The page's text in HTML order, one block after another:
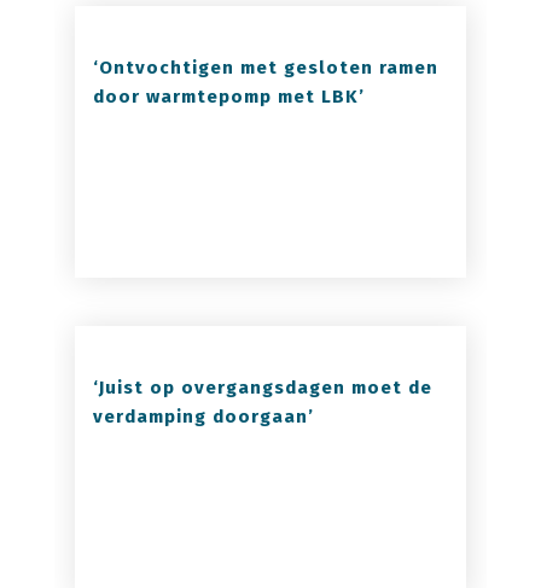
‘Ontvochtigen met gesloten ramen
door warmtepomp met LBK’
‘Juist op overgangsdagen moet de
verdamping doorgaan’